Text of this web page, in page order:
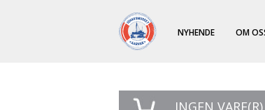
NYHENDE OM
INGEN